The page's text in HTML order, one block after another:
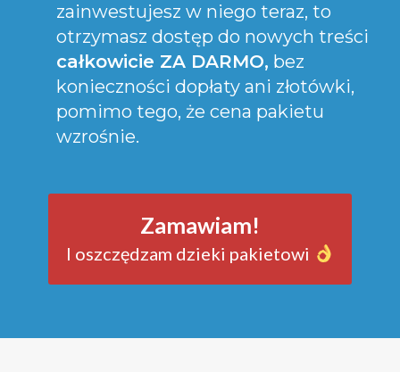
zainwestujesz w niego teraz, to
otrzymasz dostęp do nowych treści
całkowicie ZA DARMO, bez
konieczności dopłaty ani złotówki,
pomimo tego, że cena pakietu
wzrośnie.
Zamawiam!
I oszczędzam dzieki pakietowi